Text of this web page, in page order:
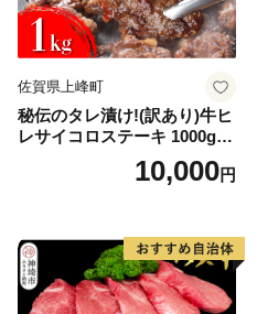
佐賀県上峰町
秘伝のタレ漬け!(訳あり)牛ヒ
レサイコロステーキ 1000g
10,000円